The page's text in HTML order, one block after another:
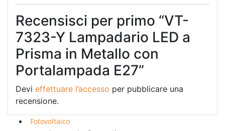
Recensisci per primo “VT-
7323-Y Lampadario LED a
Prisma in Metallo con
Portalampada E27”
Devi effettuare l’accesso per pubblicare una
recensione.
Fotovoltaico